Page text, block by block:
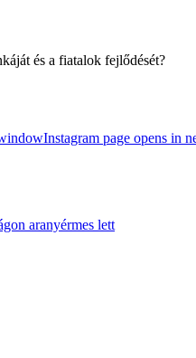
és a fiatalok fejlődését?
Instagram page opens in
aranyérmes lett